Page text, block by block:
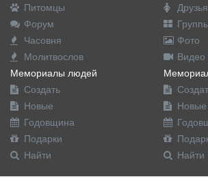
Питомцы
Форум
Часовня
Молитвослов
Друзья
Фото
Видео
Мемориалы людей
Создать
Новые
Годовщина
Подарки
Найти
Новые
Найти